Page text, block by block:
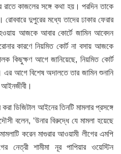
রাতে কাজলের সঙ্গে কথা হয়। পরদিন তাকে
দুপুরের মধ্যে তাদের ঢাকার ফেরার
আজকে আবার কোর্টে জামিন আবেদন
কারণে নিয়মিত কোর্ট না বসায় আজকে
কিছুক্ষণ আগে জানিয়েছে, নিয়মিত কোর্ট
আগে বিশেষ অদালতে তার জামিন শুনানি
আইনজীবী।
ডিজিটাল আইনের তিনটি মামলার প্রসঙ্গে
বলেন, ‘উনার বিরুদ্ধে যে মামলা হয়েছে
করেন মাগুরার আওয়ামী লীগের এমপি
নেত্রী শামীমা নূর পাপিয়ার ওয়েস্টিন